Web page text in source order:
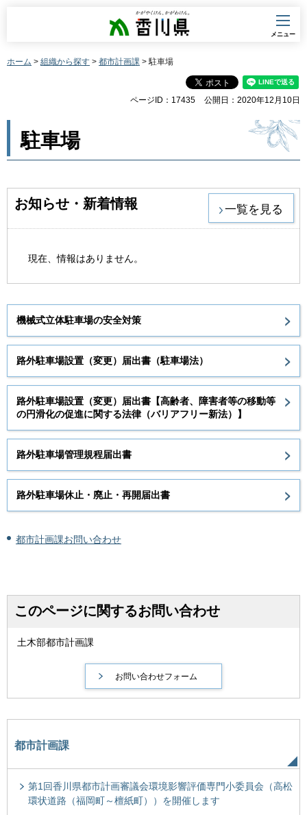
香川県
メニュー
ホーム > 組織から探す > 都市計画課 > 駐車場
ページID：17435 公開日：2020年12月10日
駐車場
お知らせ・新着情報 一覧を見る
現在、情報はありません。
機械式立体駐車場の安全対策
路外駐車場設置（変更）届出書（駐車場法）
路外駐車場設置（変更）届出書【高齢者、障害者等の移動等
の円滑化の促進に関する法律（バリアフリー新法）】
路外駐車場管理規程届出書
路外駐車場休止・廃止・再開届出書
都市計画課お問い合わせ
このページに関するお問い合わせ
土木部都市計画課
都市計画課
第1回香川県都市計画審議会環境影響評価専門小委員会（高松
環状道路（福岡町～檀紙町））を開催します